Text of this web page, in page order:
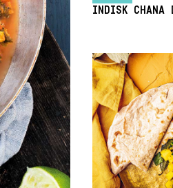
INDISK CHANA